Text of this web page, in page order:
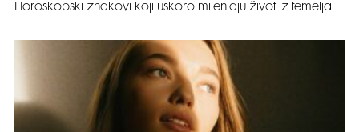
Horoskopski znakovi koji uskoro mijenjaju život iz temelja